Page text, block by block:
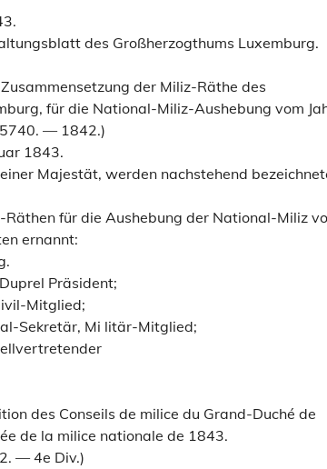
des Großherzogthums Luxemburg.
der Miliz-Räthe des
für die National-Miliz-Aushebung vom
— 1842.)
1843.
Majestät, werden nachstehend
Räthen für die Aushebung der National-Miliz
ernannt:
Präsident;
Mitglied;
Sekretär, Mi litär-Mitglied;
des Conseils de milice du Grand-Duché de
de la milice nationale de 1843.
— 4e Div.)